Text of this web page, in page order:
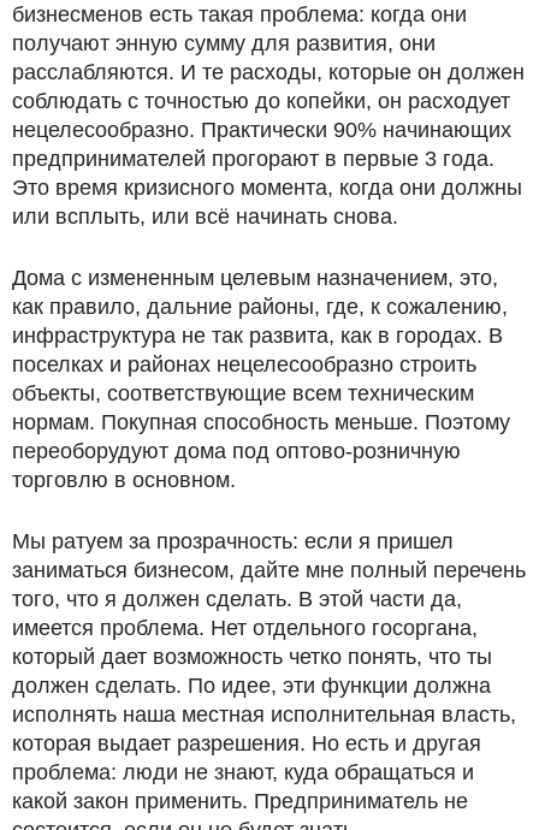
бизнесменов есть такая проблема: когда они
получают энную сумму для развития, они
расслабляются. И те расходы, которые он должен
соблюдать с точностью до копейки, он расходует
нецелесообразно. Практически 90% начинающих
предпринимателей прогорают в первые 3 года.
Это время кризисного момента, когда они должны
или всплыть, или всё начинать снова.
Дома с измененным целевым назначением, это,
как правило, дальние районы, где, к сожалению,
инфраструктура не так развита, как в городах. В
поселках и районах нецелесообразно строить
объекты, соответствующие всем техническим
нормам. Покупная способность меньше. Поэтому
переоборудуют дома под оптово-розничную
торговлю в основном.
Мы ратуем за прозрачность: если я пришел
заниматься бизнесом, дайте мне полный перечень
того, что я должен сделать. В этой части да,
имеется проблема. Нет отдельного госоргана,
который дает возможность четко понять, что ты
должен сделать. По идее, эти функции должна
исполнять наша местная исполнительная власть,
которая выдает разрешения. Но есть и другая
проблема: люди не знают, куда обращаться и
какой закон применить. Предприниматель не